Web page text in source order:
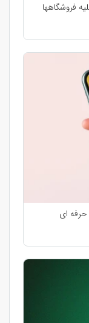
فروشگاهها
حرفه ای